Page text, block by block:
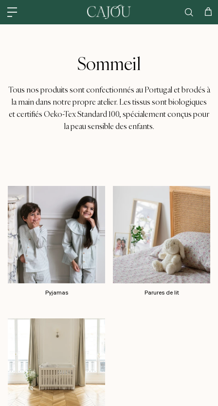
États-Unis : EXPÉDIÉ À partir de ENTREPÔT AMÉRICAIN DE
Sommeil
Tous nos produits sont confectionnés au Portugal et brodés à
la main dans notre propre atelier. Les tissus sont biologiques
et certifiés Oeko-Tex Standard 100, spécialement conçus pour
la peau sensible des enfants.
Pyjamas Parures de lit